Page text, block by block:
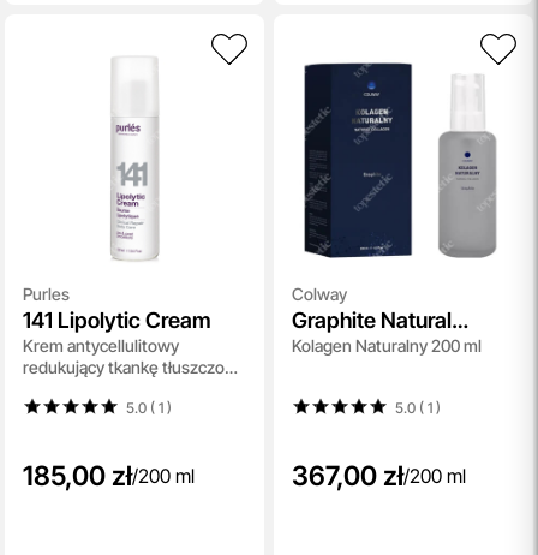
Purles
141 Lipolytic Cream
Krem antycellulitowy
redukujący tkankę tłuszczową
5.0 ( 1)
185,00 zł/200 ml
Colway
Graphite Natural
Collagen
Kolagen Naturalny 200 ml
5.0 ( 1)
367,00 zł/200 ml